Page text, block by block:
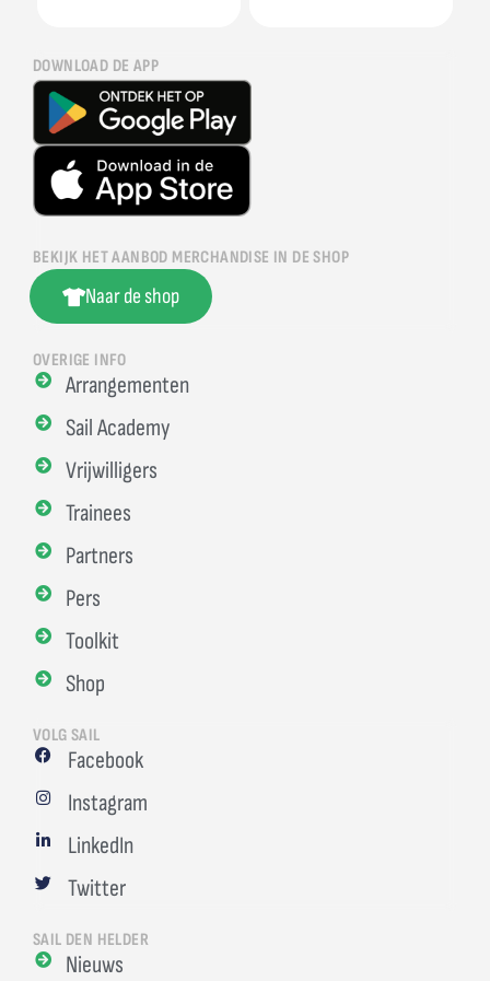
DOWNLOAD DE APP
BEKIJK HET AANBOD MERCHANDISE IN DE SHOP
Naar de shop
OVERIGE INFO
Arrangementen
Sail Academy
Vrijwilligers
Trainees
Partners
Pers
Toolkit
Shop
VOLG SAIL
Facebook
Instagram
LinkedIn
Twitter
SAIL DEN HELDER
Nieuws